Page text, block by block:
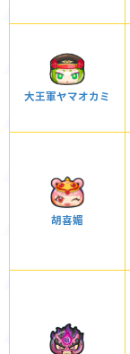
大王軍ヤマオカミ
胡喜媚